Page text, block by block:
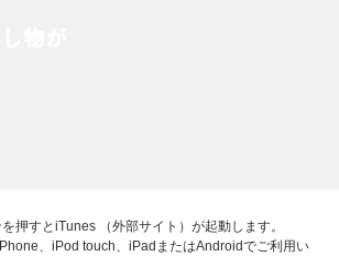
押すとiTunes （外部サイト）が起動します。
、iPod touch、iPadまたはAndroidでご利用い